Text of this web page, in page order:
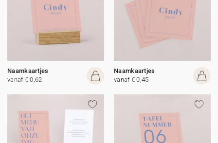
Naamkaartjes
vanaf € 0,62
Naamkaartjes
vanaf € 0,45